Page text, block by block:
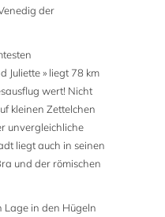
der
Juliette » liegt 78 km
wert! Nicht
kleinen Zettelchen
unvergleichliche
liegt auch in seinen
und der römischen
in den Hügeln